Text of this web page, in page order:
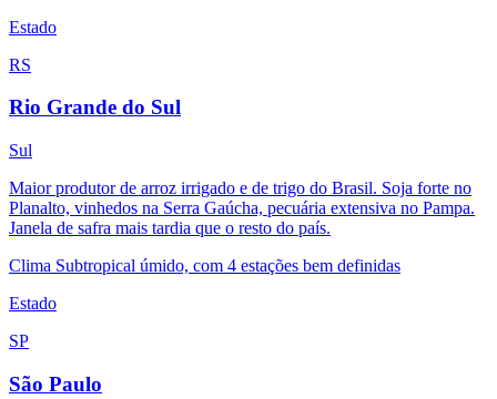
Estado
RS
Rio Grande do Sul
Sul
Maior produtor de arroz irrigado e de trigo do Brasil. Soja forte no
Planalto, vinhedos na Serra Gaúcha, pecuária extensiva no Pampa.
Janela de safra mais tardia que o resto do país.
Clima Subtropical úmido, com 4 estações bem definidas
Estado
SP
São Paulo